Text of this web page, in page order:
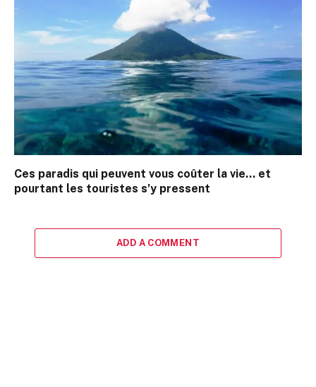
Ces paradis qui peuvent vous coûter la vie… et
pourtant les touristes s’y pressent
ADD A COMMENT